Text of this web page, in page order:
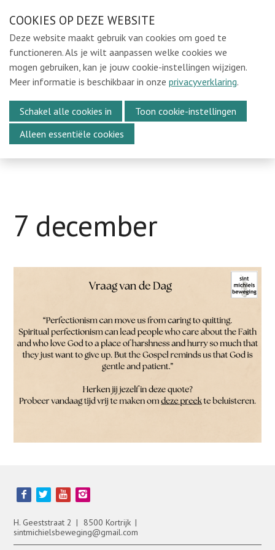
links
over
Spring
naar
de
navigatie
Spring
naar
Ons e-mailadres:
sintmichielsbeweging@gmail.com
7 december
Bezoek
onze
media
pagina's:
H. Geeststraat 2
8500 Kortrijk
sintmichielsbeweging@gmail.com
Locaties
Over Ons
Media
Kalender
Vrijwilligers oudejaarsavond
Zoek
Account
COOKIES OP DEZE WEBSITE
Deze website maakt gebruik van cookies om goed te
functioneren. Als je wilt aanpassen welke cookies we
mogen gebruiken, kan je jouw cookie-instellingen wijzigen.
Meer informatie is beschikbaar in onze privacyverklaring.
Schakel alle cookies in
Toon cookie-instellingen
Alleen essentiële cookies